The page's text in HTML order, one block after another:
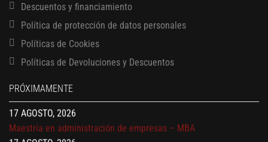
Descuentos y financiamiento
Política de protección de datos personales
Políticas de Cookies
Políticas de Devoluciones y Descuentos
PRÓXIMAMENTE
13 AGOSTO, 2026
Finanzas para no financieros
17 AGOSTO, 2026
17 AGOSTO, 2026
Maestría en administración de empresas – MBA
17 AGOSTO, 2026
Maestría en finanzas